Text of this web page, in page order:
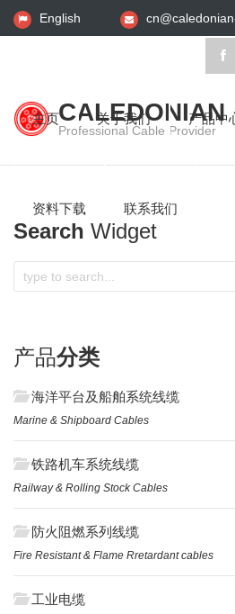
English
CALEDONIAN
Professional Cable Provider
主页 关于我们 产品中
资料下载 联系我们
Search Widget
产品分类
海洋平台及船舶系统线缆
Marine & Shipboard Cables
铁路机车系统线缆
Railway & Rolling Stock Cables
防火阻燃系列线缆
Fire Resistant & Flame Rretardant cables
工业电缆